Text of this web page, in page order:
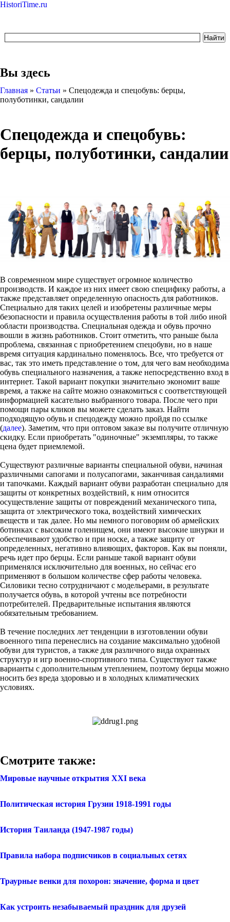
HistoriTime.ru
Вы здесь
Главная » Статьи » Спецодежда и спецобувь: берцы,
полуботинки, сандалии
Спецодежда и спецобувь:
берцы, полуботинки, сандалии
В современном мире существует огромное количество
производств. И каждое из них имеет свою специфику работы, а
также представляет определенную опасность для работников.
Специально для таких целей и изобретены различные меры
безопасности и правила осуществления работы в той либо иной
области производства. Специальная одежда и обувь прочно
вошли в жизнь работников. Стоит отметить, что раньше была
проблема, связанная с приобретением спецобуви, но в наше
время ситуация кардинально поменялось. Все, что требуется от
вас, так это иметь представление о том, для чего вам необходима
обувь специального назначения, а также непосредственно вход в
интернет. Такой вариант покупки значительно экономит ваше
время, а также на сайте можно ознакомиться с соответствующей
информацией касательно выбранного товара. После чего при
помощи пары кликов вы можете сделать заказ. Найти
подходящую обувь и спецодежду можно пройдя по ссылке
(далее). Заметим, что при оптовом заказе вы получите отличную
скидку. Если приобретать "одиночные" экземпляры, то также
цена будет приемлемой.
Существуют различные варианты специальной обуви, начиная
различными сапогами и полусапогами, заканчивая сандалиями
и тапочками. Каждый вариант обуви разработан специально для
защиты от конкретных воздействий, к ним относится
осуществление защиты от повреждений механического типа,
защита от электрического тока, воздействий химических
веществ и так далее. Но мы немного поговорим об армейских
ботинках с высоким голенищем, они имеют высокие шнурки и
обеспечивают удобство и при носке, а также защиту от
определенных, негативно влияющих, факторов. Как вы поняли,
речь идет про берцы. Если раньше такой вариант обуви
применялся исключительно для военных, но сейчас его
применяют в большом количестве сфер работы человека.
Силовики тесно сотрудничают с модельерами, в результате
получается обувь, в которой учтены все потребности
потребителей. Предварительные испытания являются
обязательным требованием.
В течение последних лет тенденции в изготовлении обуви
военного типа перенеслись на создание максимально удобной
обуви для туристов, а также для различного вида охранных
структур и игр военно-спортивного типа. Существуют также
варианты с дополнительным утеплением, поэтому берцы можно
носить без вреда здоровью и в холодных климатических
условиях.
Смотрите также:
Мировые научные открытия ХХI века
Политическая история Грузии 1918-1991 годы
История Таиланда (1947-1987 годы)
Правила набора подписчиков в социальных сетях
Траурные венки для похорон: значение, форма и цвет
Как устроить незабываемый праздник для друзей